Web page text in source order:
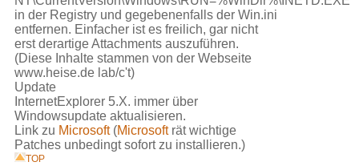
in der Registry und gegebenenfalls der Win.ini
entfernen. Einfacher ist es freilich, gar nicht
erst derartige Attachments auszuführen.
(Diese Inhalte stammen von der Webseite
www.heise.de lab/c't)
Update
InternetExplorer 5.X. immer über
Windowsupdate aktualisieren.
Link zu Microsoft(Microsofträt wichtige
Patches unbedingt sofort zu installieren.)
TOP